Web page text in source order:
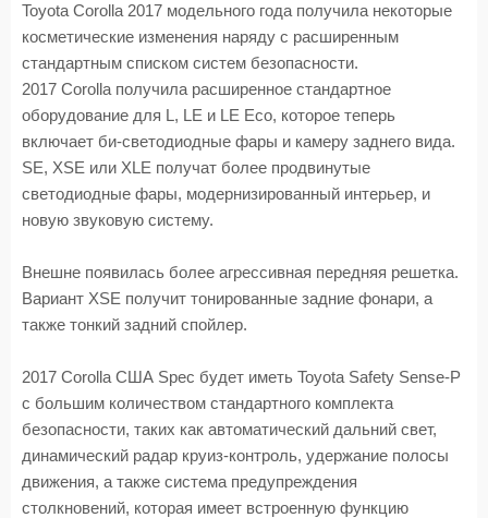
Toyota Corolla 2017 модельного года получила некоторые
косметические изменения наряду с расширенным
стандартным списком систем безопасности.
2017 Corolla получила расширенное стандартное
оборудование для L, LE и LE Eco, которое теперь
включает би-светодиодные фары и камеру заднего вида.
SE, XSE или XLE получат более продвинутые
светодиодные фары, модернизированный интерьер, и
новую звуковую систему.
Внешне появилась более агрессивная передняя решетка.
Вариант XSE получит тонированные задние фонари, а
также тонкий задний спойлер.
2017 Corolla США Spec будет иметь Toyota Safety Sense-P
с большим количеством стандартного комплекта
безопасности, таких как автоматический дальний свет,
динамический радар круиз-контроль, удержание полосы
движения, а также система предупреждения
столкновений, которая имеет встроенную функцию